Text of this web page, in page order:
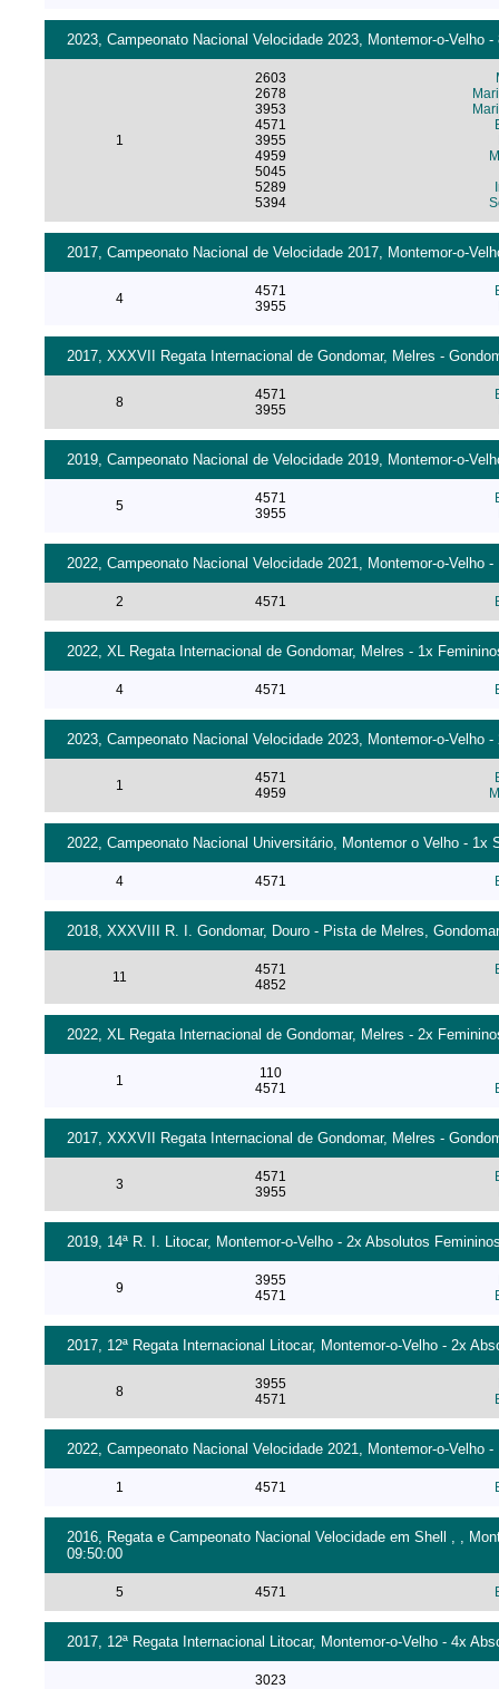
2023, Campeonato Nacional Velocidade 2023, Montemor-o-Velho
1
2603
2678
3953
4571
3955
4959
5045
5289
5394
2017, Campeonato Nacional de Velocidade 2017, Montemor-o-
4
4571
3955
2017, XXXVII Regata Internacional de Gondomar, Melres -
8
4571
3955
2019, Campeonato Nacional de Velocidade 2019, Montemor-o-
5
4571
3955
2022, Campeonato Nacional Velocidade 2021, Montemor-o-Velho
2 4571
2022, XL Regata Internacional de Gondomar, Melres - 1x
4 4571
2023, Campeonato Nacional Velocidade 2023, Montemor-o-Velho
1
4571
4959
2022, Campeonato Nacional Universitário, Montemor o Velho - 1x
4 4571
2018, XXXVIII R. I. Gondomar, Douro - Pista de Melres,
11
4571
4852
2022, XL Regata Internacional de Gondomar, Melres - 2x
1
110
4571
2017, XXXVII Regata Internacional de Gondomar, Melres -
3
4571
3955
2019, 14ª R. I. Litocar, Montemor-o-Velho - 2x Absolutos
9
3955
4571
2017, 12ª Regata Internacional Litocar, Montemor-o-Velho - 2x
8
3955
4571
2022, Campeonato Nacional Velocidade 2021, Montemor-o-Velho
1 4571
2016, Regata e Campeonato Nacional Velocidade em Shell , ,
09:50:00
5 4571
2017, 12ª Regata Internacional Litocar, Montemor-o-Velho - 4x
3023